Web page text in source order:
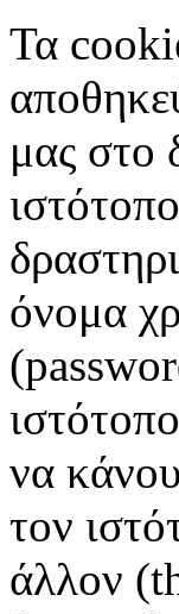
Τα
μας στο
όνομα
να
τον
άλλον